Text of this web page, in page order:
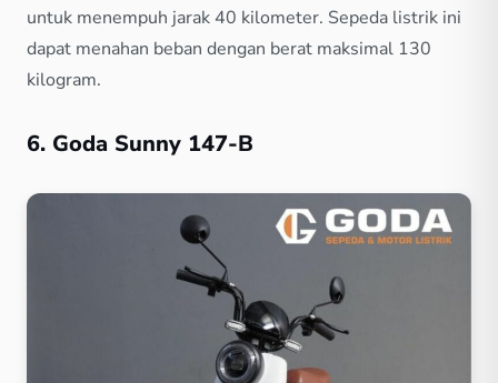
untuk menempuh jarak 40 kilometer. Sepeda listrik ini
dapat menahan beban dengan berat maksimal 130
kilogram.
6. Goda Sunny 147-B